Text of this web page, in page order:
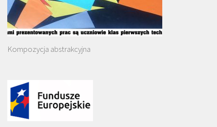
Kompozycja abstrakcyjna